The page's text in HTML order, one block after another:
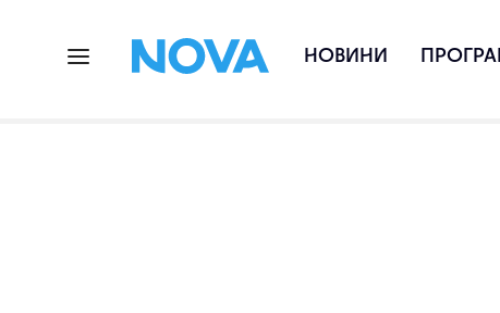
НОВИНИ